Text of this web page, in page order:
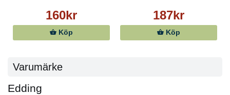
160kr
Köp
187kr
Köp
Varumärke
Edding